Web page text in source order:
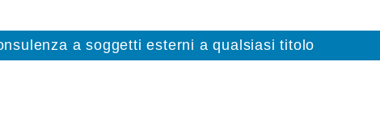
a soggetti esterni a qualsiasi titolo